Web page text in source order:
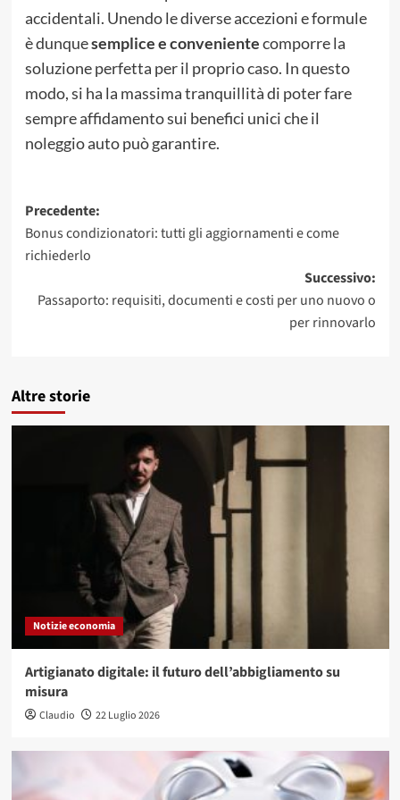
accidentali. Unendo le diverse accezioni e formule
è dunquesemplice e convenientecomporre la
soluzione perfetta per il proprio caso. In questo
modo, si ha la massima tranquillità di poter fare
sempre affidamento sui benefici unici che il
noleggio auto può garantire.
Navigazione
articolo
Precedente:
Bonus condizionatori: tutti gli aggiornamenti e come
richiederlo
Successivo:
Passaporto: requisiti, documenti e costi per uno nuovo o
per rinnovarlo
Altre storie
Notizie economia
Artigianato digitale: il futuro dell’abbigliamento su
misura
Claudio 22 Luglio 2026